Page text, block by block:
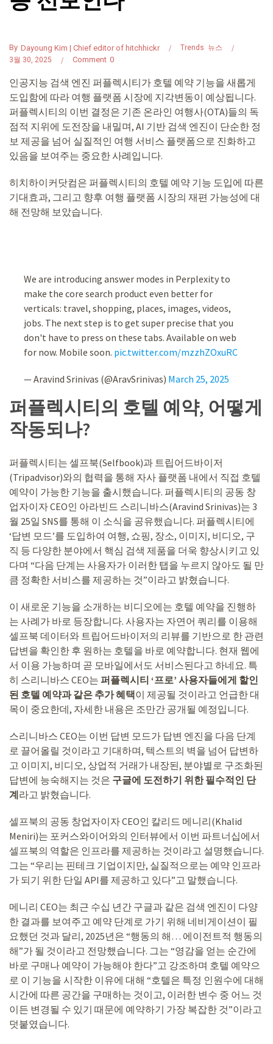
By Dayoung Kim | Chief editor of hitchhickr Trends 뉴스
3월 30, 2025
0
Comment
인공지능 검색 엔진 퍼플렉시티가 호텔 예약 기능을 새롭게
도입함에 따라 여행 플랫폼 시장에 지각변동이 예상됩니다.
퍼플렉시티의 이번 결정은 기존 온라인 여행사(OTA)들의 독
점적 지위에 도전장을 내밀며, AI 기반 검색 엔진이 단순한 정
보 제공을 넘어 실질적인 여행 서비스 플랫폼으로 진화하고
있음을 보여주는 중요한 사례입니다.
히치하이커닷컴은 퍼플렉시티의 호텔 예약 기능 도입에 따른
기대효과, 그리고 향후 여행 플랫폼 시장의 재편 가능성에 대
해 전망해 보았습니다.
We are introducing answer modes in Perplexity to
make the core search product even better for
verticals: travel, shopping, places, images, videos,
jobs. The next step is to get super precise that you
don't have to press on these tabs. Available on web
for now. Mobile soon. pic.twitter.com/mzzhZOxuRC
— Aravind Srinivas (@AravSrinivas) March 25, 2025
퍼플렉시티의 호텔 예약, 어떻게
작동되나?
퍼플렉시티는 셀프북(Selfbook)과 트립어드바이저
(Tripadvisor)와의 협력을 통해 자사 플랫폼 내에서 직접 호텔
예약이 가능한 기능을 출시했습니다. 퍼플렉시티의 공동 창
업자이자 CEO인 아라빈드 스리니바스(Aravind Srinivas)는 3
월 25일 SNS를 통해 이 소식을 공유했습니다. 퍼플렉시티에
‘답변 모드’를 도입하여 여행, 쇼핑, 장소, 이미지, 비디오, 구
직 등 다양한 분야에서 핵심 검색 제품을 더욱 향상시키고 있
다며 “다음 단계는 사용자가 이러한 탭을 누르지 않아도 될 만
큼 정확한 서비스를 제공하는 것”이라고 밝혔습니다.
이 새로운 기능을 소개하는 비디오에는 호텔 예약을 진행하
는 사례가 바로 등장합니다. 사용자는 자연어 쿼리를 이용해
셀프북 데이터와 트립어드바이저의 리뷰를 기반으로 한 관련
답변을 확인한 후 원하는 호텔을 바로 예약합니다. 현재 웹에
서 이용 가능하며 곧 모바일에서도 서비스된다고 하네요. 특
히 스리니바스 CEO는 퍼플렉시티 ‘프로’ 사용자들에게 할인
된 호텔 예약과 같은 추가 혜택이 제공될 것이라고 언급한 대
목이 중요한데, 자세한 내용은 조만간 공개될 예정입니다.
스리니바스 CEO는 이번 답변 모드가 답변 엔진을 다음 단계
로 끌어올릴 것이라고 기대하며, 텍스트의 벽을 넘어 답변하
고 이미지, 비디오, 상업적 거래가 내장된, 분야별로 구조화된
답변에 능숙해지는 것은 구글에 도전하기 위한 필수적인 단
계라고 밝혔습니다.
셀프북의 공동 창업자이자 CEO인 칼리드 메니리(Khalid
Meniri)는 포커스와이어와의 인터뷰에서 이번 파트너십에서
셀프북의 역할은 인프라를 제공하는 것이라고 설명했습니다.
그는 “우리는 핀테크 기업이지만, 실질적으로는 예약 인프라
가 되기 위한 단일 API를 제공하고 있다”고 말했습니다.
메니리 CEO는 최근 수십 년간 구글과 같은 검색 엔진이 다양
한 결과를 보여주고 예약 단계로 가기 위해 네비게이션이 필
요했던 것과 달리, 2025년은 “행동의 해… 에이전트적 행동의
해”가 될 것이라고 전망했습니다. 그는 “영감을 얻는 순간에
바로 구매나 예약이 가능해야 한다”고 강조하며 호텔 예약으
로 이 기능을 시작한 이유에 대해 “호텔은 특정 인원수에 대해
시간에 따른 공간을 구매하는 것이고, 이러한 변수 중 어느 것
이든 변경될 수 있기 때문에 예약하기 가장 복잡한 것”이라고
덧붙였습니다.